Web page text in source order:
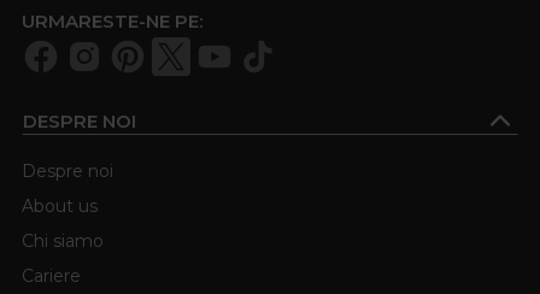
URMARESTE-NE PE:
DESPRE NOI
Despre noi
About us
Chi siamo
Cariere